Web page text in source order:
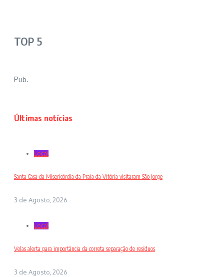
TOP 5
Pub.
Últimas notícias
Local
Santa Casa da Misericórdia da Praia da Vitória visitaram São Jorge
3 de Agosto, 2026
Local
Velas alerta para importância da correta separação de resíduos
3 de Agosto, 2026